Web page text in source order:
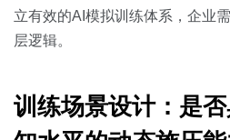
按业务场景
立有效的AI模拟训练体系，企业
层逻辑。
训练场景设计：是